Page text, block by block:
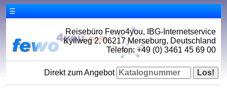
☰
Reisebüro Fewo4you, IBG-Internetservice
Kyllweg 2, 06217 Merseburg, Deutschland
Telefon: +49 (0) 3461 45 69 00
Direkt zum Angebot